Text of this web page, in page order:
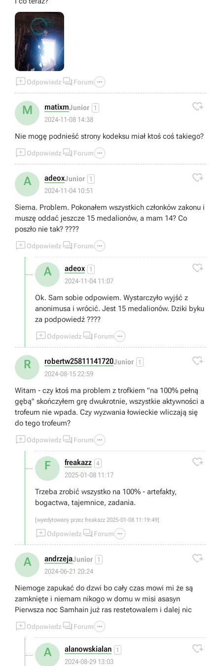
Odpowiedz  Forum 
M matixmJunior 1
2024-11-08 14:38

Nie mogę podnieść strony kodeksu miał ktoś coś takiego?
Odpowiedz  Forum 
A adeoxJunior 1
2024-11-04 10:51

Siema. Problem. Pokonałem wszystkich członków zakonu i
muszę oddać jeszcze 15 medalionów, a mam 14? Co
poszło nie tak? ????
Odpowiedz  Forum 
A adeox 1
2024-11-04 11:07

Ok. Sam sobie odpowiem. Wystarczyło wyjść z
anonimusa i wrócić. Jest 15 medalionów. Dziki byku
za podpowiedź ????
Odpowiedz  Forum 
R robertw25811141720Junior 1
2024-08-15 22:59

Witam - czy ktoś ma problem z trofkiem "na 100% pełną
gębą" skończyłem grę dwukrotnie, wszystkie aktywności a
trofeum nie wpada. Czy wyzwania łowieckie wliczają się
do tego trofeum?
Odpowiedz  Forum 
F freakazz 4
2025-01-08 11:17

Trzeba zrobić wszystko na 100% - artefakty,
bogactwa, tajemnice, zadania.
[wyedytowany przez freakazz 2025-01-08 11:19:49]
Odpowiedz  Forum 
A andrzejaJunior 1
2024-06-21 20:24

Niemoge zapukać do dzwi bo cały czas mowi mi że są
zamknięte i niemam nikogo w domu w misi asasyn
Pierwsza noc Samhain już ras restetowalem i dalej nic
Odpowiedz  Forum 
A alanowskialan 1
2024-08-29 13:03
